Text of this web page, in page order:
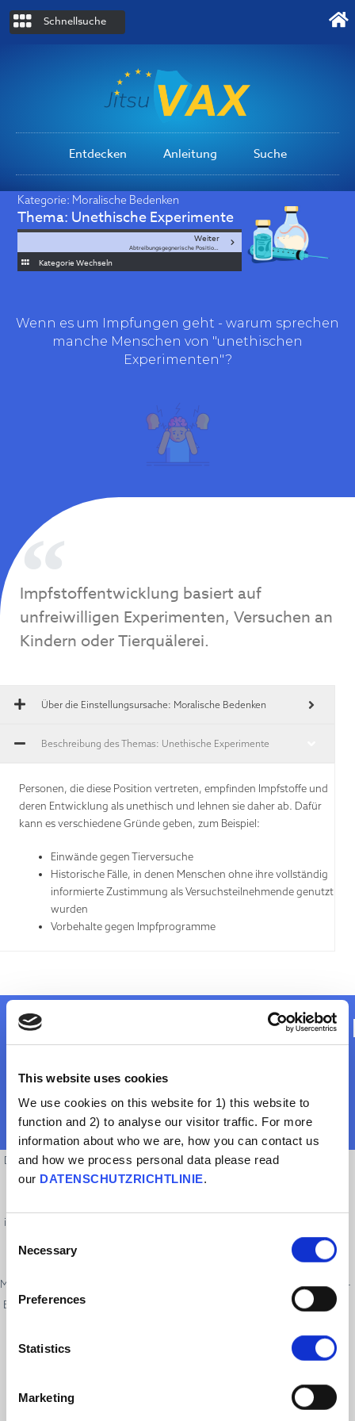
This website uses cookies
We use cookies on this website for 1) this website to
function and 2) to analyse our visitor traffic. For more
information about who we are, how you can contact us
and how we process personal data please read
our DATENSCHUTZRICHTLINIE.
Selection
Necessary
Preferences
Statistics
Marketing
Schnellsuche
Entdecken Anleitung Suche
Kategorie: Moralische Bedenken
Thema: Unethische Experimente
Weiter
Abtreibungsgegnerische Positionen
Kategorie Wechseln
Wenn es um Impfungen geht - warum sprechen
manche Menschen von "unethischen
Experimenten"?
Impfstoffentwicklung basiert auf
unfreiwilligen Experimenten, Versuchen an
Kindern oder Tierquälerei.
Über die Einstellungsursache: Moralische Bedenken
Beschreibung des Themas: Unethische Experimente
Personen, die diese Position vertreten, empfinden Impfstoffe und
deren Entwicklung als unethisch und lehnen sie daher ab. Dafür
kann es verschiedene Gründe geben, zum Beispiel:
Einwände gegen Tierversuche
Historische Fälle, in denen Menschen ohne ihre vollständig
informierte Zustimmung als Versuchsteilnehmende genutzt
wurden
Vorbehalte gegen Impfprogramme
Die Ethik von Impfungen muss sehr sorgfältig geprüft werden. Es ist gut,
kritisch zu sein und hohe ethische Standards bei der Entwicklung
internationale Richtlinien für klinische Versuche an Menschen. Allerdings
werden diese nicht immer vorschriftsmäßig eingehalten. So kam es
beispielsweise in der Vergangenheit zum Missbrauch sozialer
Minderheiten, etwa während des Zweiten Weltkriegs oder beim Tuskagee-
Experiment. Obwohl solche Fälle immer seltener vorkommen und schnell
Gesundheitssysteme aufzubauen, die in der Vergangenheit falsch
stattgefunden hat und dahingehend verständlich, dass Einzelpersonen
die Ethik klinischer Impfstoffstudien hinterfragen.